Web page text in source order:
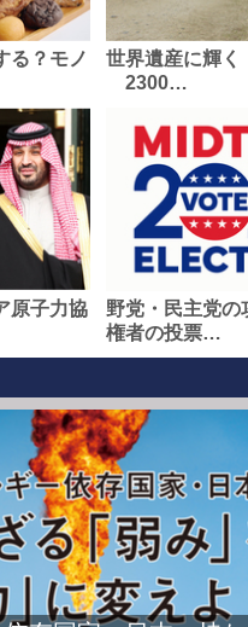
る？モノ
世界遺産に輝く
2300…
原子力協
野党・民主党の
権者の投票…